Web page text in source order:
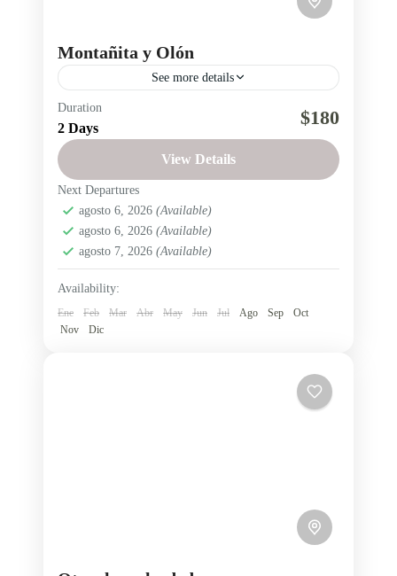
Montañita y Olón
See more details
Costa
Región Litoral
Playas de Montañita y Olón en la Provincia del
Guayas, surf y diversión.
Ecuador ,Región Litoral
Fácil
2 People
Duration
2 Days $180
View Details
Next Departures
agosto 6, 2026 (Available)
agosto 6, 2026 (Available)
agosto 7, 2026 (Available)
Availability:
Ene Feb Mar Abr May Jun Jul Ago Sep
Oct
Nov
Dic